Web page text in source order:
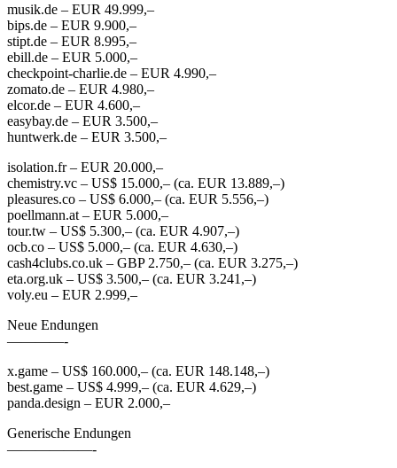
musik.de – EUR 49.999,–
bips.de – EUR 9.900,–
stipt.de – EUR 8.995,–
ebill.de – EUR 5.000,–
checkpoint-charlie.de – EUR 4.990,–
zomato.de – EUR 4.980,–
elcor.de – EUR 4.600,–
easybay.de – EUR 3.500,–
huntwerk.de – EUR 3.500,–
isolation.fr – EUR 20.000,–
chemistry.vc – US$ 15.000,– (ca. EUR 13.889,–)
pleasures.co – US$ 6.000,– (ca. EUR 5.556,–)
poellmann.at – EUR 5.000,–
tour.tw – US$ 5.300,– (ca. EUR 4.907,–)
ocb.co – US$ 5.000,– (ca. EUR 4.630,–)
cash4clubs.co.uk – GBP 2.750,– (ca. EUR 3.275,–)
eta.org.uk – US$ 3.500,– (ca. EUR 3.241,–)
voly.eu – EUR 2.999,–
Neue Endungen
————-
x.game – US$ 160.000,– (ca. EUR 148.148,–)
best.game – US$ 4.999,– (ca. EUR 4.629,–)
panda.design – EUR 2.000,–
Generische Endungen
——————-